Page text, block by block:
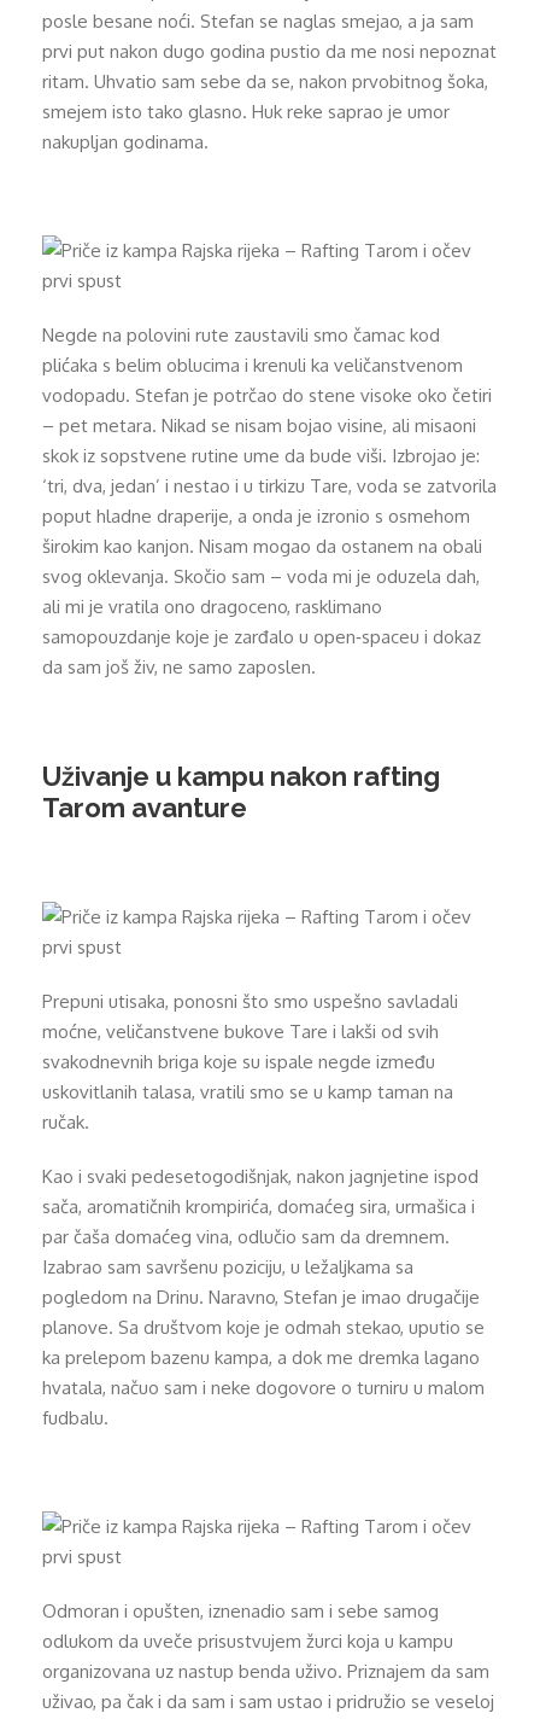
posle besane noći. Stefan se naglas smejao, a ja sam
prvi put nakon dugo godina pustio da me nosi nepoznat
ritam. Uhvatio sam sebe da se, nakon prvobitnog šoka,
smejem isto tako glasno. Huk reke saprao je umor
nakupljan godinama.
Negde na polovini rute zaustavili smo čamac kod
plićaka s belim oblucima i krenuli ka veličanstvenom
vodopadu. Stefan je potrčao do stene visoke oko četiri
– pet metara. Nikad se nisam bojao visine, ali misaoni
skok iz sopstvene rutine ume da bude viši. Izbrojao je:
‘tri, dva, jedan’ i nestao i u tirkizu Tare, voda se zatvorila
poput hladne draperije, a onda je izronio s osmehom
širokim kao kanjon. Nisam mogao da ostanem na obali
svog oklevanja. Skočio sam – voda mi je oduzela dah,
ali mi je vratila ono dragoceno, rasklimano
samopouzdanje koje je zarđalo u open‑spaceu i dokaz
da sam još živ, ne samo zaposlen.
Uživanje u kampu nakon rafting
Tarom avanture
Prepuni utisaka, ponosni što smo uspešno savladali
moćne, veličanstvene bukove Tare i lakši od svih
svakodnevnih briga koje su ispale negde između
uskovitlanih talasa, vratili smo se u kamp taman na
ručak.
Kao i svaki pedesetogodišnjak, nakon jagnjetine ispod
sača, aromatičnih krompirića, domaćeg sira, urmašica i
par čaša domaćeg vina, odlučio sam da dremnem.
Izabrao sam savršenu poziciju, u ležaljkama sa
pogledom na Drinu. Naravno, Stefan je imao drugačije
planove. Sa društvom koje je odmah stekao, uputio se
ka prelepom bazenu kampa, a dok me dremka lagano
hvatala, načuo sam i neke dogovore o turniru u malom
fudbalu.
Odmoran i opušten, iznenadio sam i sebe samog
odlukom da uveče prisustvujem žurci koja u kampu
organizovana uz nastup benda uživo. Priznajem da sam
uživao, pa čak i da sam i sam ustao i pridružio se veseloj